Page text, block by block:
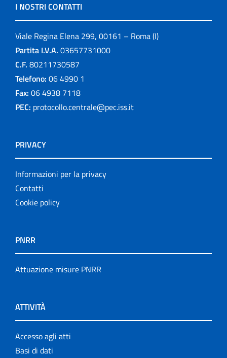
I NOSTRI CONTATTI
Viale Regina Elena 299, 00161 – Roma (I)
Partita I.V.A. 03657731000
C.F. 80211730587
Telefono: 06 4990 1
Fax: 06 4938 7118
PEC: protocollo.centrale@pec.iss.it
PRIVACY
Informazioni per la privacy
Contatti
Cookie policy
PNRR
Attuazione misure PNRR
ATTIVITÀ
Accesso agli atti
Basi di dati